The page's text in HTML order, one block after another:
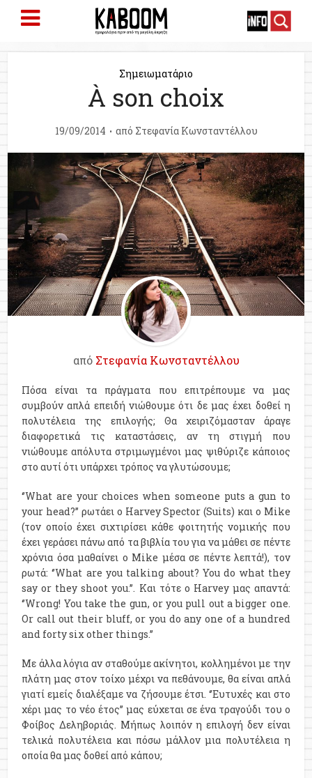
Σημειωματάριο
À son choix
19/09/2014 από Στεφανία Κωνσταντέλλου
από Στεφανία Κωνσταντέλλου
Πόσα είναι τα πράγματα που επιτρέπουμε να μας
συμβούν απλά επειδή νιώθουμε ότι δε μας έχει δοθεί η
πολυτέλεια της επιλογής; Θα χειριζόμασταν άραγε
διαφορετικά τις καταστάσεις, αν τη στιγμή που
νιώθουμε απόλυτα στριμωγμένοι μας ψιθύριζε κάποιος
στο αυτί ότι υπάρχει τρόπος να γλυτώσουμε;
‘’What are your choices when someone puts a gun to
your head?’’ ρωτάει ο Harvey Spector (Suits) και ο Mike
(τον οποίο έχει σιχτιρίσει κάθε φοιτητής νομικής που
έχει γεράσει πάνω από τα βιβλία του για να μάθει σε πέντε
χρόνια όσα μαθαίνει ο Mike μέσα σε πέντε λεπτά!), τον
ρωτά: ‘’What are you talking about? You do what they
say or they shoot you.’’. Και τότε ο Harvey μας απαντά:
‘’Wrong! You take the gun, or you pull out a bigger one.
Or call out their bluff, or you do any one of a hundred
and forty six other things.’’
Με άλλα λόγια αν σταθούμε ακίνητοι, κολλημένοι με την
πλάτη μας στον τοίχο μέχρι να πεθάνουμε, θα είναι απλά
γιατί εμείς διαλέξαμε να ζήσουμε έτσι. ‘’Ευτυχές και στο
χέρι μας το νέο έτος’’ μας εύχεται σε ένα τραγούδι του ο
Φοίβος Δεληβοριάς. Μήπως λοιπόν η επιλογή δεν είναι
τελικά πολυτέλεια και πόσω μάλλον μια πολυτέλεια η
οποία θα μας δοθεί από κάπου;